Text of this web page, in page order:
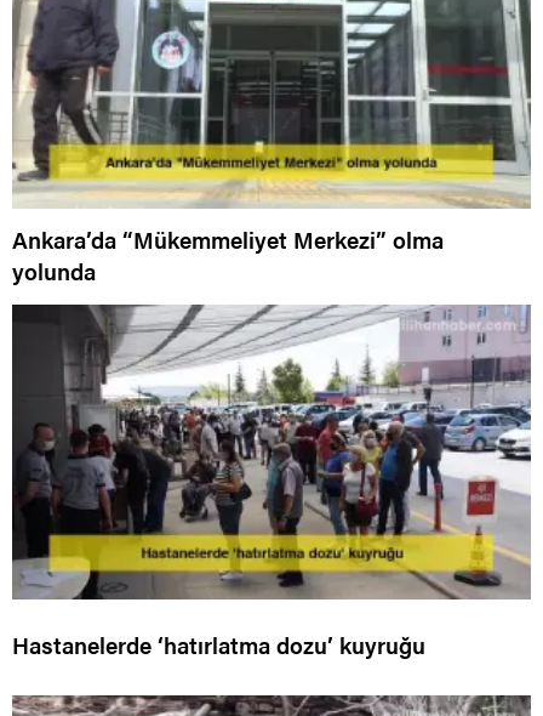
Ankara’da “Mükemmeliyet Merkezi” olma
yolunda
Hastanelerde ‘hatırlatma dozu’ kuyruğu